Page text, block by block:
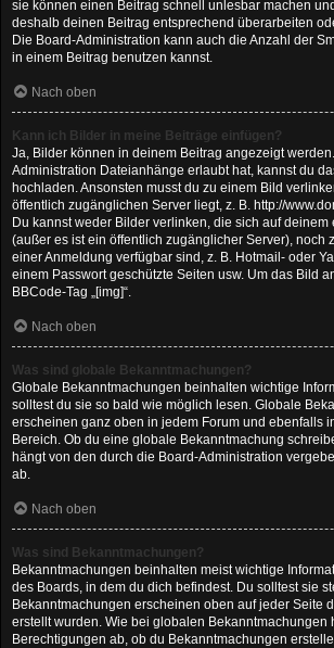
sie können einen Beitrag schnell unlesbar machen
deshalb deinen Beitrag entsprechend überarbeiten
Die Board-Administration kann auch die Anzahl der
in einem Beitrag benutzen kannst.
Nach oben
Kann ich Bilder in meine Beiträge einfügen?
Ja, Bilder können in deinem Beitrag angezeigt
Administration Dateianhänge erlaubt hat, kannst du
hochladen. Ansonsten musst du zu einem Bild
öffentlich zugänglichen Server liegt, z. B. http://
Du kannst weder Bilder verlinken, die sich auf
(außer es ist ein öffentlich zugänglicher Server), noch
einer Anmeldung verfügbar sind, z. B. Hotmail- oder
einem Passwort geschützte Seiten usw. Um das Bild
BBCode-Tag „[img]“.
Nach oben
Was sind globale Bekanntmachungen?
Globale Bekanntmachungen beinhalten wichtige
solltest du sie so bald wie möglich lesen. Globale
erscheinen ganz oben in jedem Forum und ebenfalls
Bereich. Ob du eine globale Bekanntmachung
hängt von den durch die Board-Administration
ab.
Nach oben
Was sind Bekanntmachungen?
Bekanntmachungen beinhalten meist wichtige
des Boards, in dem du dich befindest. Du solltest sie
Bekanntmachungen erscheinen oben auf jeder Seite
erstellt wurden. Wie bei globalen Bekanntmachungen
Berechtigungen ab, ob du Bekanntmachungen